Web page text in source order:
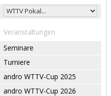
Veranstaltungen
Seminare
Turniere
andro WTTV-Cup 2025
andro WTTV-Cup 2026